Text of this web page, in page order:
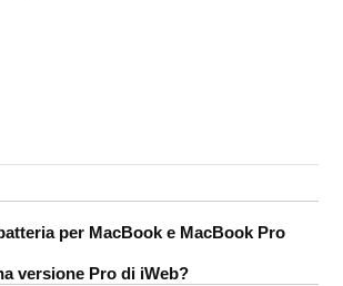
per MacBook e MacBook Pro
versione Pro di iWeb?